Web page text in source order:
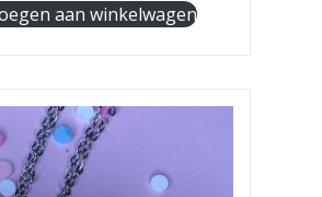
aan winkelwagen